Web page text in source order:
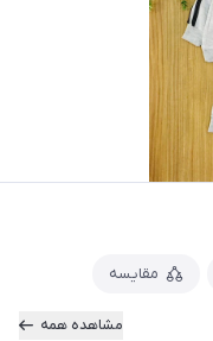
مقایسه
مشاهده همه